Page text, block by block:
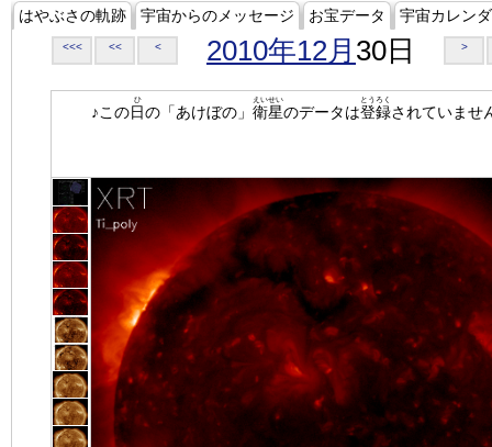
はやぶさの軌跡 宇宙からのメッセージ お宝データ 宇宙カレン
<<< << < 2010年12月 30日 >
♪この日
ひ
の「あけぼの」 衛星
えいせい
のデータは登録
とうろく
されていませ